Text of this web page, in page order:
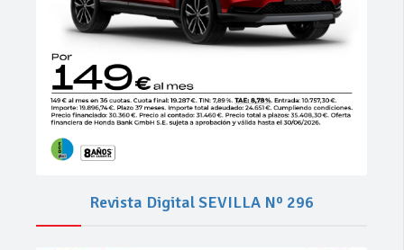
Revista Digital SEVILLA Nº 296